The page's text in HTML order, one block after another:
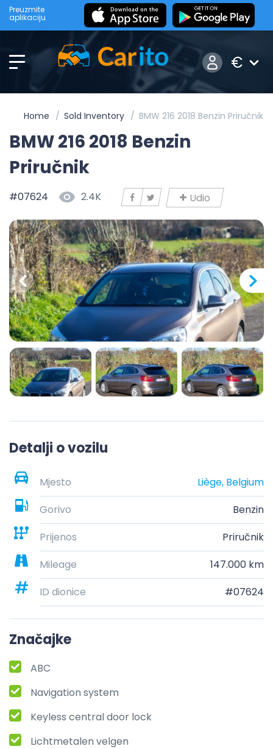
Preuzmite
aplikaciju
€
Home Sold Inventory BMW 216 2018 Benzin Priručnik
BMW 216 2018 Benzin
Priručnik
#07624 2.4K Udio
Detalji o vozilu
Mjesto
Liège, Belgium
Gorivo
Benzin
Prijenos
Priručnik
Mileage
147.000 km
ID dionice
#07624
Značajke
ABC
Navigation system
Keyless central door lock
Lichtmetalen velgen